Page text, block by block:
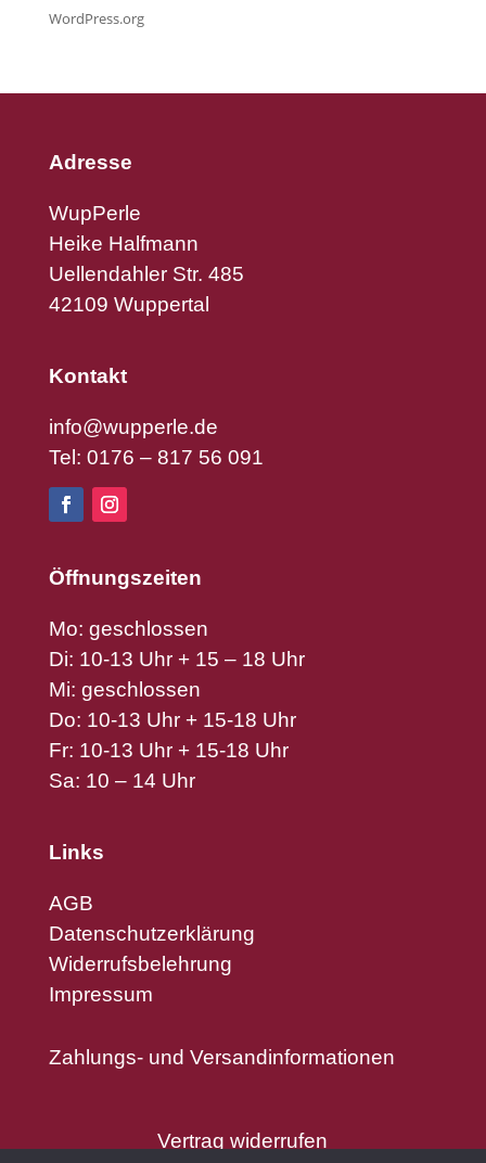
WordPress.org
Adresse
WupPerle
Heike Halfmann
Uellendahler Str. 485
42109 Wuppertal
Kontakt
info@wupperle.de
Tel: 0176 – 817 56 091
Öffnungszeiten
Mo: geschlossen
Di: 10-13 Uhr + 15 – 18 Uhr
Mi: geschlossen
Do: 10-13 Uhr + 15-18 Uhr
Fr: 10-13 Uhr + 15-18 Uhr
Sa: 10 – 14 Uhr
Links
AGB
Datenschutzerklärung
Widerrufsbelehrung
Impressum
Zahlungs- und Versandinformationen
Vertrag widerrufen